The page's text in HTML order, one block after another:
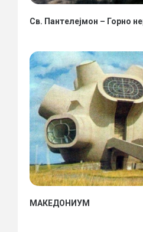
Св. Пантелејмон – Горно
МАКЕДОНИУМ